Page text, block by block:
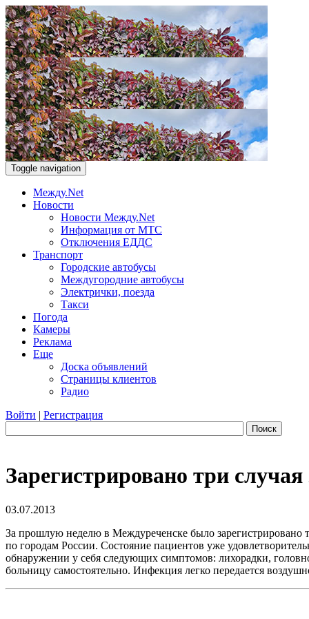
Toggle navigation
Между.Net
Новости
Новости Между.Net
Информация от МТС
Отключения ЕДДС
Транспорт
Городские автобусы
Междугородние автобусы
Электрички, поезда
Такси
Погода
Камеры
Реклама
Еще
Доска объявлений
Страницы клиентов
Радио
Войти | Регистрация
Поиск
Зарегистрировано три
03.07.2013
За прошлую неделю в Междуреченске было зарегистрировано
по городам России. Состояние пациентов уже
обнаружении у себя следующих симптомов: лихорадки,
больницу самостоятельно. Инфекция легко передается